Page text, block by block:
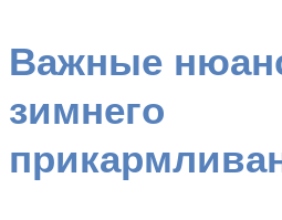
Важные
зимнего